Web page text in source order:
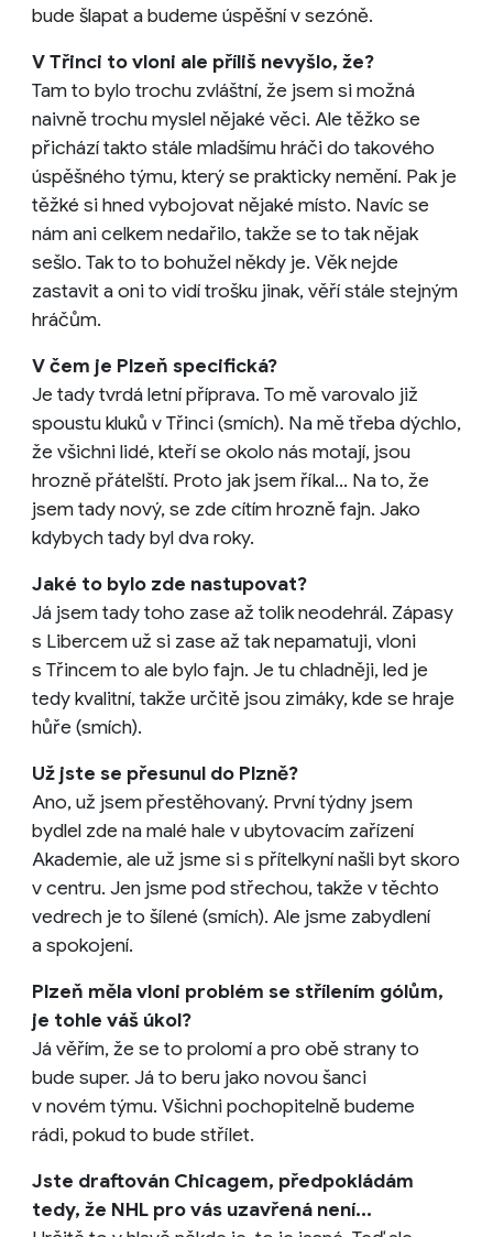
bude šlapat a budeme úspěšní v sezóně.
V Třinci to vloni ale příliš nevyšlo, že?
Tam to bylo trochu zvláštní, že jsem si možná
naivně trochu myslel nějaké věci. Ale těžko se
přichází takto stále mladšímu hráči do takového
úspěšného týmu, který se prakticky nemění. Pak je
těžké si hned vybojovat nějaké místo. Navíc se
nám ani celkem nedařilo, takže se to tak nějak
sešlo. Tak to to bohužel někdy je. Věk nejde
zastavit a oni to vidí trošku jinak, věří stále stejným
hráčům.
V čem je Plzeň specifická?
Je tady tvrdá letní příprava. To mě varovalo již
spoustu kluků v Třinci (smích). Na mě třeba dýchlo,
že všichni lidé, kteří se okolo nás motají, jsou
hrozně přátelští. Proto jak jsem říkal... Na to, že
jsem tady nový, se zde cítím hrozně fajn. Jako
kdybych tady byl dva roky.
Jaké to bylo zde nastupovat?
Já jsem tady toho zase až tolik neodehrál. Zápasy
s Libercem už si zase až tak nepamatuji, vloni
s Třincem to ale bylo fajn. Je tu chladněji, led je
tedy kvalitní, takže určitě jsou zimáky, kde se hraje
hůře (smích).
Už jste se přesunul do Plzně?
Ano, už jsem přestěhovaný. První týdny jsem
bydlel zde na malé hale v ubytovacím zařízení
Akademie, ale už jsme si s přítelkyní našli byt skoro
v centru. Jen jsme pod střechou, takže v těchto
vedrech je to šílené (smích). Ale jsme zabydlení
a spokojení.
Plzeň měla vloni problém se střílením gólům,
je tohle váš úkol?
Já věřím, že se to prolomí a pro obě strany to
bude super. Já to beru jako novou šanci
v novém týmu. Všichni pochopitelně budeme
rádi, pokud to bude střílet.
Jste draftován Chicagem, předpokládám
tedy, že NHL pro vás uzavřená není...